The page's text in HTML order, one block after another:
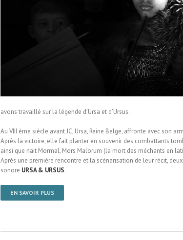
avons travaillé sur la légende d’Ursa et d’Ursus.
Au VIII ème siècle avant JC, Ursa, Reine Belge, affronte avec son
Après la victoire, elle fait planter en souvenir des combattants
ainsi que nait Mormal, Mors Malorum (la mort des méchants en
Après une première rencontre et la scénarisation de leur récit,
sonore URSA & URSUS.
EN SAVOIR PLUS